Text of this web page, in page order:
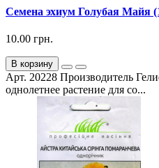
Семена эхиум Голубая Майя
10.00 грн.
В корзину
Арт. 20228 Производитель
однолетнее растение для со...